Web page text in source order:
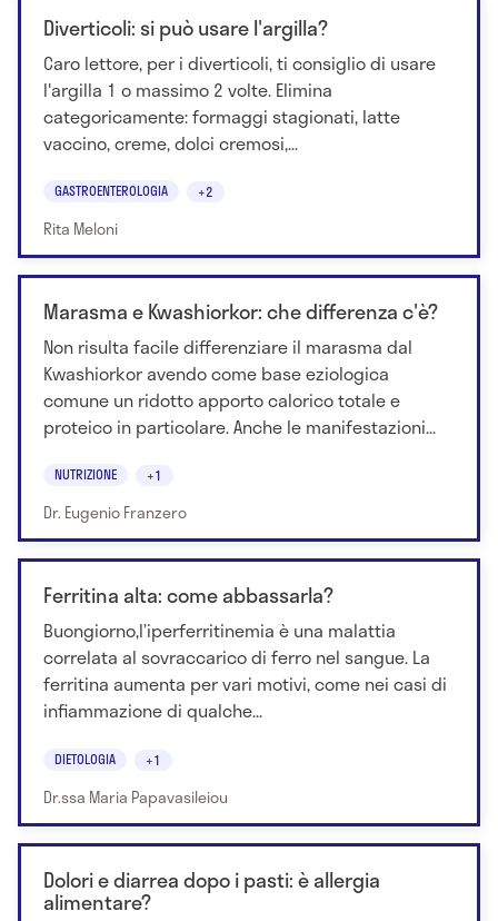
Diverticoli: si può usare l'argilla?
Caro lettore, per i diverticoli, ti consiglio di usare
l'argilla 1 o massimo 2 volte. Elimina
categoricamente: formaggi stagionati, latte
vaccino, creme, dolci cremosi,...
GASTROENTEROLOGIA +2
Rita Meloni
Marasma e Kwashiorkor: che differenza c'è?
Non risulta facile differenziare il marasma dal
Kwashiorkor avendo come base eziologica
comune un ridotto apporto calorico totale e
proteico in particolare. Anche le manifestazioni...
NUTRIZIONE +1
Dr. Eugenio Franzero
Ferritina alta: come abbassarla?
Buongiorno,l’iperferritinemia è una malattia
correlata al sovraccarico di ferro nel sangue. La
ferritina aumenta per vari motivi, come nei casi di
infiammazione di qualche...
DIETOLOGIA +1
Dr.ssa Maria Papavasileiou
Dolori e diarrea dopo i pasti: è allergia
alimentare?